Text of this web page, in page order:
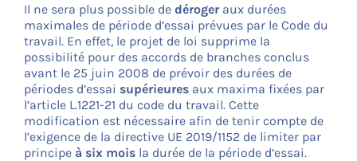
Il ne sera plus possible de déroger aux durées
maximales de période d’essai prévues par le Code du
travail. En effet, le projet de loi supprime la
possibilité pour des accords de branches conclus
avant le 25 juin 2008 de prévoir des durées de
périodes d’essai supérieures aux maxima fixées par
l’article L.1221-21 du code du travail. Cette
modification est nécessaire afin de tenir compte de
l’exigence de la directive UE 2019/1152 de limiter par
principe à six mois la durée de la période d’essai.